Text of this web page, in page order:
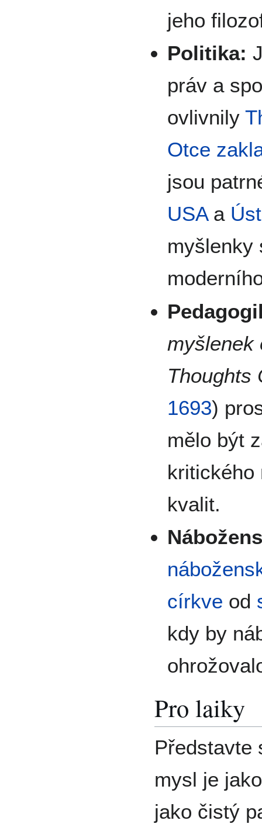
jeho
Politika:
práv a
ovlivnily
Otce
jsou
USAa
myšlenky
myšlenek
Thoughts
1693)
mělo být
kritického
kvalit.
církve od
kdy by
Pro laiky
Představte
mysl je
jako čistý